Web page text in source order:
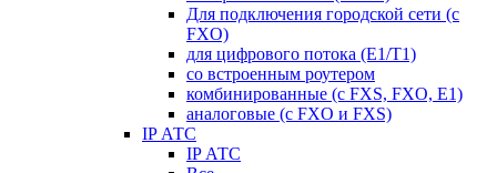
Для подключения городской сети (с
FXO)
для цифрового потока (E1/T1)
со встроенным роутером
комбинированные (c FXS, FXO, E1)
аналоговые (с FXO и FXS)
IP АТС
IP АТС